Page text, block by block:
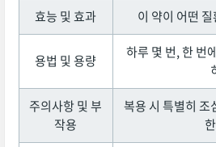
효능 및 효과
이 약이 어떤
용법 및 용량
하루 몇 번, 한 번
주의사항 및 부
작용
복용 시 특별히 조